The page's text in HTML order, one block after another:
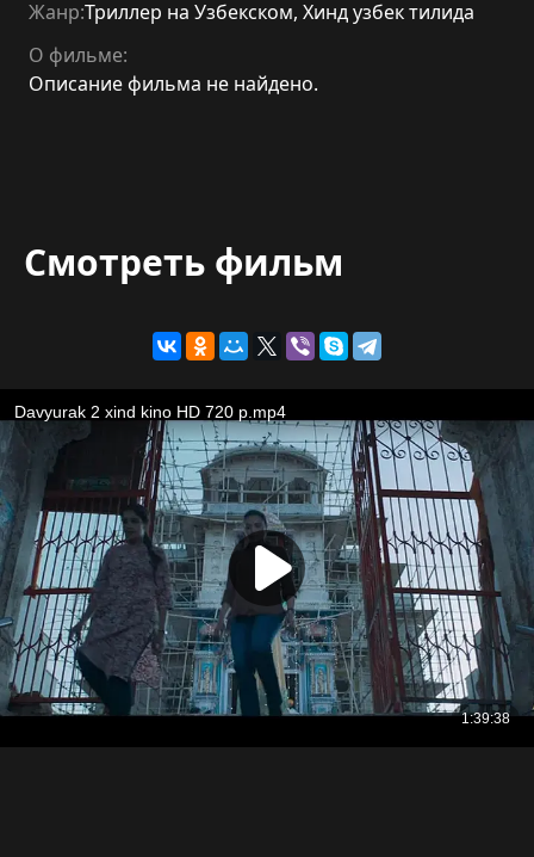
Жанр:Триллер на Узбекском, Хинд узбек тилида
О фильме:
Описание фильма не найдено.
Смотреть фильм